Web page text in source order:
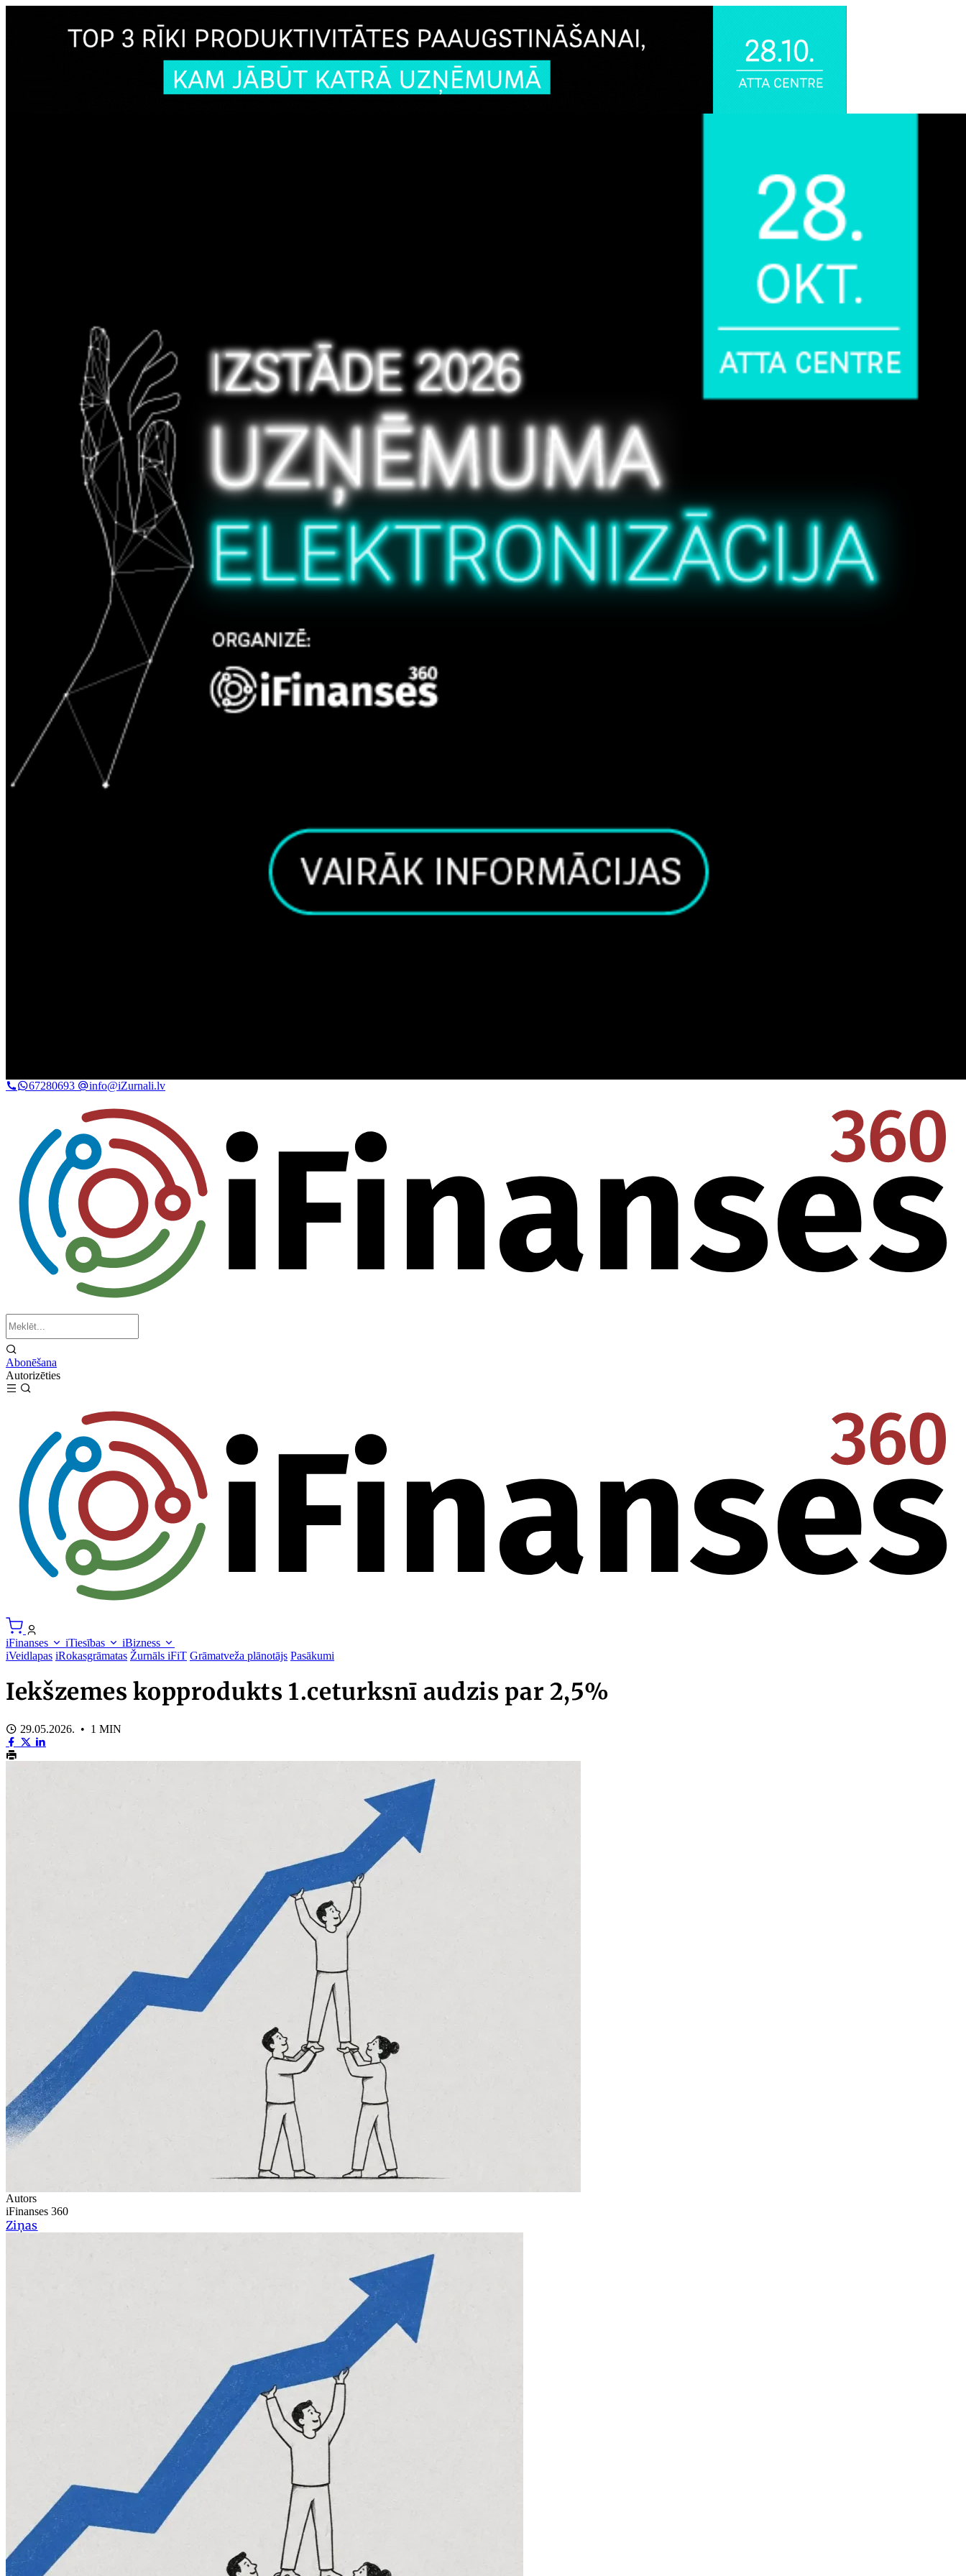
67280693 info@iZurnali.lv
Abonēšana
Autorizēties
iFinanses iTiesības
iBizness
iVeidlapas iRokasgrāmatas Žurnāls iFiT Grāmatveža plānotājs Pasākumi
Iekšzemes kopprodukts 1.ceturksnī audzis par 2,5%
29.05.2026. • 1 MIN
Autors
iFinanses 360
Ziņas